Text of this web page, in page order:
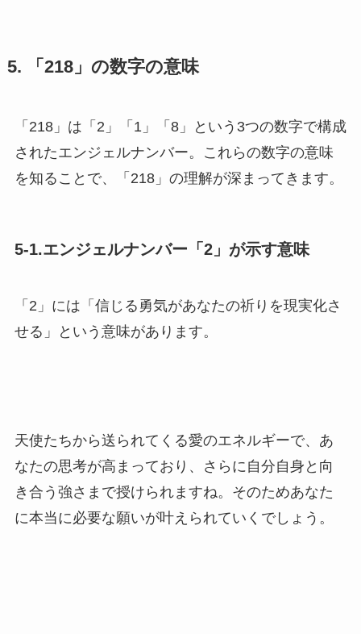
5. 「218」の数字の意味
「218」は「2」「1」「8」という3つの数字で構成
されたエンジェルナンバー。これらの数字の意味
を知ることで、「218」の理解が深まってきます。
5-1.エンジェルナンバー「2」が示す意味
「2」には「信じる勇気があなたの祈りを現実化さ
せる」という意味があります。
天使たちから送られてくる愛のエネルギーで、あ
なたの思考が高まっており、さらに自分自身と向
き合う強さまで授けられますね。そのためあなた
に本当に必要な願いが叶えられていくでしょう。